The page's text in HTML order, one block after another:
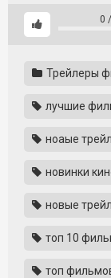
0 /
Трейлеры
лучшие
ноаые
новинки
новые
топ 10
топ